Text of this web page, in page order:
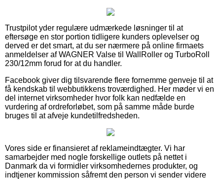
Trustpilot yder regulære udmærkede løsninger til at
eftersøge en stor portion tidligere kunders oplevelser og
derved er det smart, at du ser nærmere på online firmaets
anmeldelser af WAGNER Valse til WallRoller og TurboRoll
230/12mm forud for at du handler.
Facebook giver dig tilsvarende flere fornemme genveje til at
få kendskab til webbutikkens troværdighed. Her møder vi en
del internet virksomheder hvor folk kan nedfælde en
vurdering af ordreforløbet, som på samme måde burde
bruges til at afveje kundetilfredsheden.
Vores side er finansieret af reklameindtægter. Vi har
samarbejder med nogle forskellige outlets på nettet i
Danmark da vi formidler virksomhedernes produkter, og
indtjener kommission såfremt den person vi sender videre